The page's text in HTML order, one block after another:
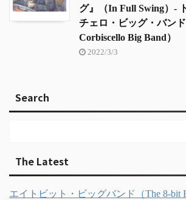
グ』（In Full Swing）-
チェロ・ビッグ・バン
Corbiscello Big Band）
2022/3/3
Search
The Latest
エイトビット・ビッグバンド（The 8-bit